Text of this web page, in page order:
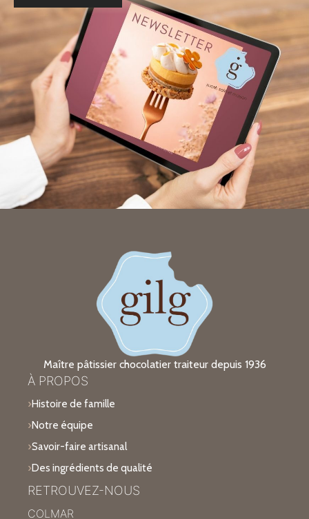
Maître pâtissier chocolatier traiteur depuis 1936
À PROPOS
Histoire de famille
Notre équipe
Savoir-faire artisanal
Des ingrédients de qualité
RETROUVEZ-NOUS
COLMAR